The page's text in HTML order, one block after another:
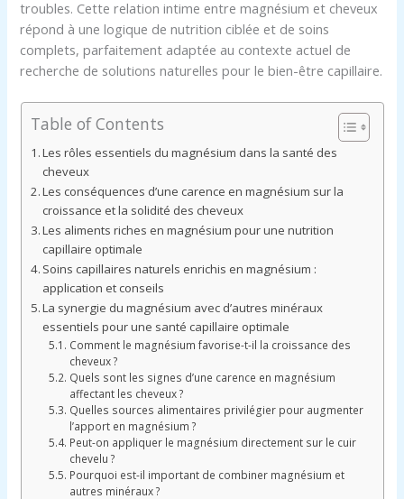
troubles. Cette relation intime entre magnésium et cheveux
répond à une logique de nutrition ciblée et de soins
complets, parfaitement adaptée au contexte actuel de
recherche de solutions naturelles pour le bien-être capillaire.
Table of Contents
Les rôles essentiels du magnésium dans la santé des
cheveux
Les conséquences d’une carence en magnésium sur la
croissance et la solidité des cheveux
Les aliments riches en magnésium pour une nutrition
capillaire optimale
Soins capillaires naturels enrichis en magnésium :
application et conseils
La synergie du magnésium avec d’autres minéraux
essentiels pour une santé capillaire optimale
Comment le magnésium favorise-t-il la croissance des
cheveux ?
Quels sont les signes d’une carence en magnésium
affectant les cheveux ?
Quelles sources alimentaires privilégier pour augmenter
l’apport en magnésium ?
Peut-on appliquer le magnésium directement sur le cuir
chevelu ?
Pourquoi est-il important de combiner magnésium et
autres minéraux ?